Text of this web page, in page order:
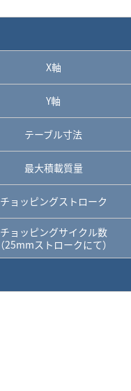
X軸
Y軸
テーブル寸法
最大積載質量
チョッピングストローク
チョッピングサイクル数
（25mmストロークにて）